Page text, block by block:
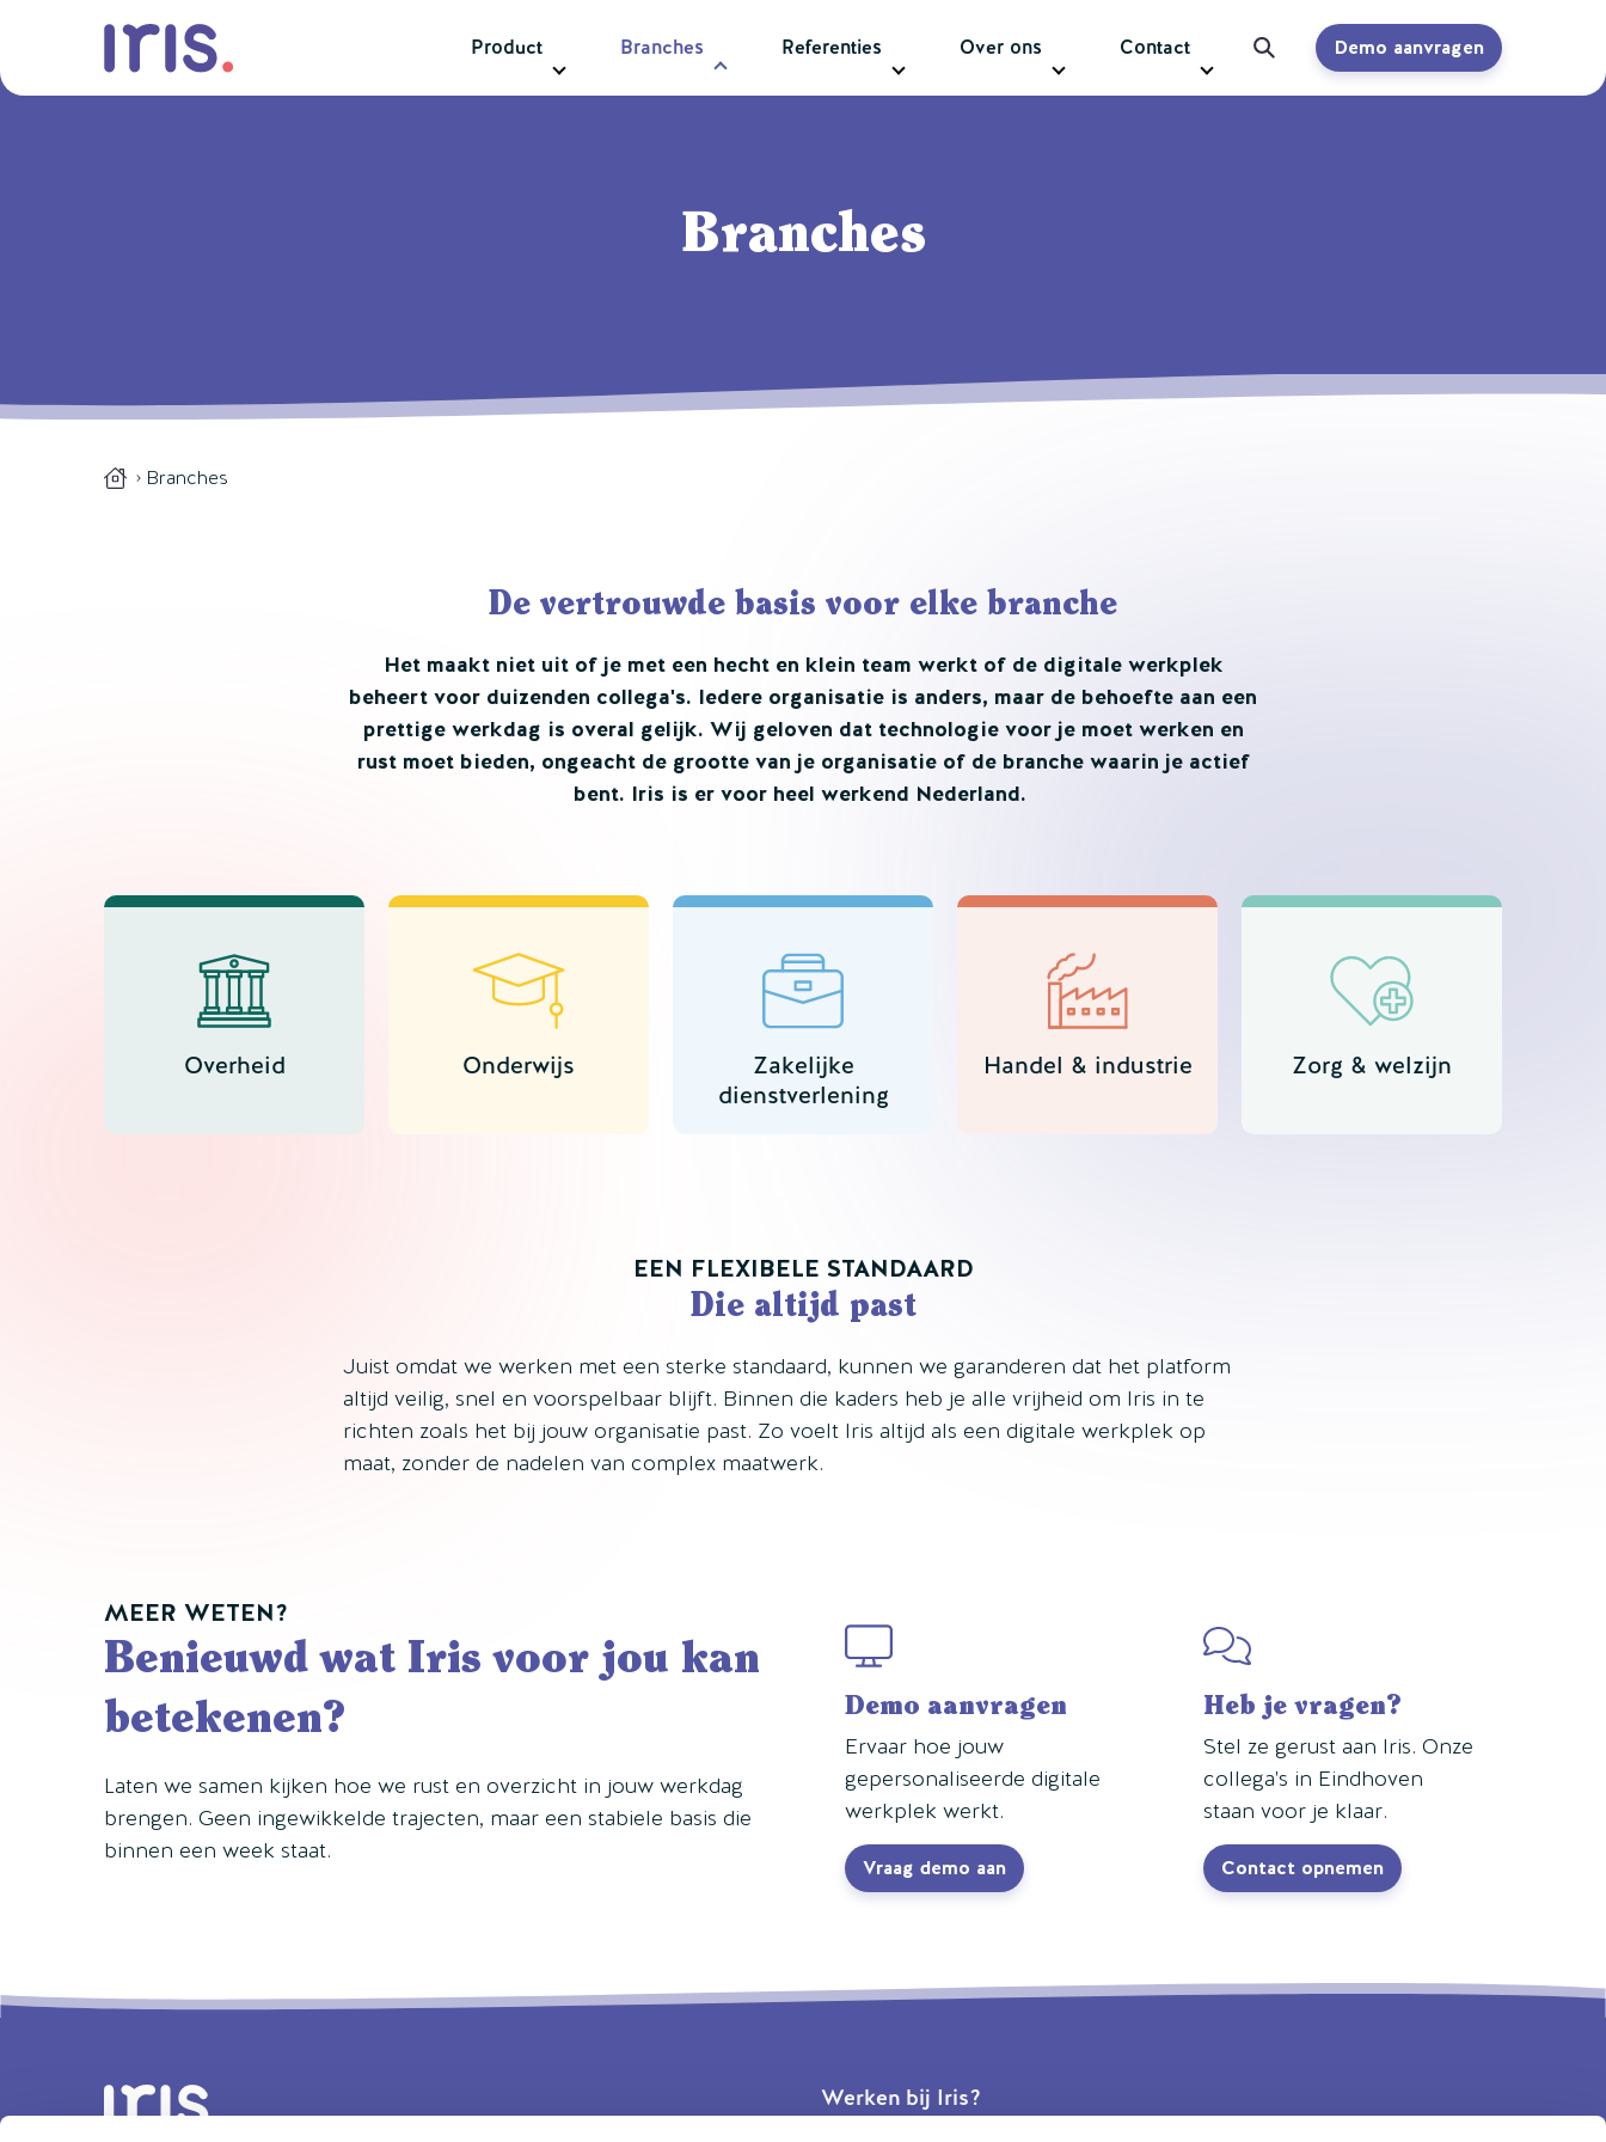
Product Branches Referenties Over ons Contact Demo aanvragen
Branches
Branches
De vertrouwde basis voor elke branche
Het maakt niet uit of je met een hecht en klein team werkt of de digitale werkplek
beheert voor duizenden collega's. Iedere organisatie is anders, maar de behoefte aan een
prettige werkdag is overal gelijk. Wij geloven dat technologie voor je moet werken en
rust moet bieden, ongeacht de grootte van je organisatie of de branche waarin je actief
bent. Iris is er voor heel werkend Nederland.
Overheid Onderwijs
Zakelijke
dienstverlening
Handel & industrie Zorg & welzijn
Die altijd past
EEN FLEXIBELE STANDAARD
Juist omdat we werken met een sterke standaard, kunnen we garanderen dat het platform
altijd veilig, snel en voorspelbaar blijft. Binnen die kaders heb je alle vrijheid om Iris in te
richten zoals het bij jouw organisatie past. Zo voelt Iris altijd als een digitale werkplek op
maat, zonder de nadelen van complex maatwerk.
Benieuwd wat Iris voor jou kan
betekenen?
MEER WETEN?
Laten we samen kijken hoe we rust en overzicht in jouw werkdag
brengen. Geen ingewikkelde trajecten, maar een stabiele basis die
binnen een week staat.
Demo aanvragen
Ervaar hoe jouw
gepersonaliseerde digitale
werkplek werkt.
Vraag demo aan
Heb je vragen?
Stel ze gerust aan Iris. Onze
collega's in Eindhoven
staan voor je klaar.
Contact opnemen
Werken bij Iris?